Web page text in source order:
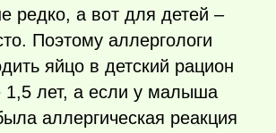
редко, а вот для детей –
Поэтому аллергологи
яйцо в детский рацион
1,5 лет, а если у малыша
аллергическая реакция